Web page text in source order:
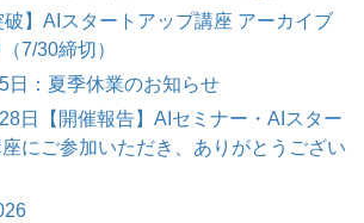
破】AIスタートアップ講座 アーカイブ
7/30締切）
日：夏季休業のお知らせ
日【開催報告】AIセミナー・AIスター
座にご参加いただき、ありがとうござい